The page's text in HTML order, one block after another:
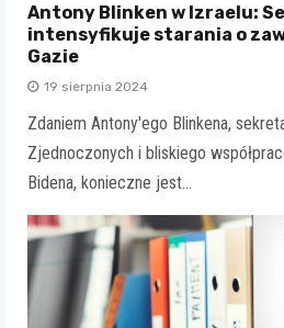
Antony Blinken w Izraelu:
intensyfikuje starania o
Gazie
19 sierpnia 2024
Zdaniem Antony'ego Blinkena,
Zjednoczonych i bliskiego
Bidena, konieczne jest…